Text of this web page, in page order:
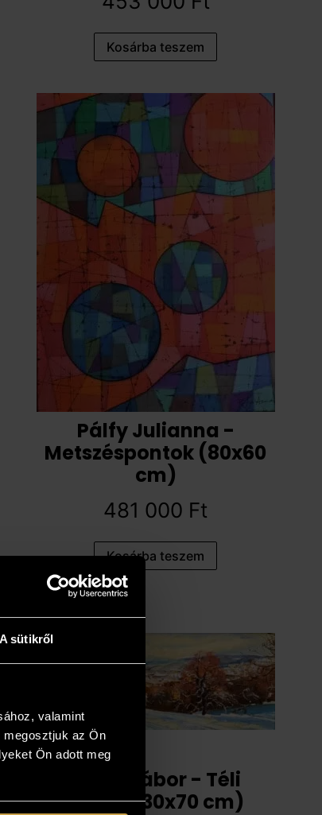
A sütikről
valamint
megosztjuk az Ön
Ön adott meg
Kosárba teszem
Pálfy Julianna -
Metszéspontok (80x60
cm)
481 000 Ft
Kosárba teszem
Papp Gábor - Téli
emlék (30x70 cm)